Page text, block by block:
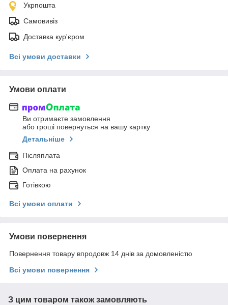
Укрпошта
Самовивіз
Доставка кур'єром
Всі умови доставки
Умови оплати
Ви отримаєте замовлення
або гроші повернуться на вашу картку
Детальніше
Післяплата
Оплата на рахунок
Готівкою
Всі умови оплати
Умови повернення
Повернення товару впродовж 14 днів за домовленістю
Всі умови повернення
З цим товаром також замовляють